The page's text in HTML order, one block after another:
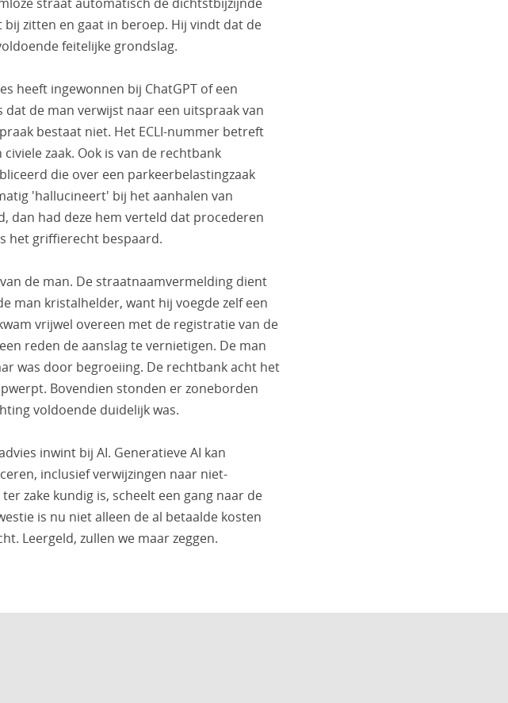
zitten en gaat in beroep. Hij vindt dat de
feitelijke grondslag.
heeft ingewonnen bij ChatGPT of een
de man verwijst naar een uitspraak van
bestaat niet. Het ECLI-nummer betreft
zaak. Ook is van de rechtbank
die over een parkeerbelastingzaak
'hallucineert' bij het aanhalen van
dan had deze hem verteld dat procederen
het griffierecht bespaard.
de man. De straatnaamvermelding dient
man kristalhelder, want hij voegde zelf een
vrijwel overeen met de registratie van de
reden de aanslag te vernietigen. De man
was door begroeiing. De rechtbank acht het
Bovendien stonden er zoneborden
voldoende duidelijk was.
inwint bij AI. Generatieve AI kan
inclusief verwijzingen naar niet-
zake kundig is, scheelt een gang naar de
is nu niet alleen de al betaalde kosten
Leergeld, zullen we maar zeggen.